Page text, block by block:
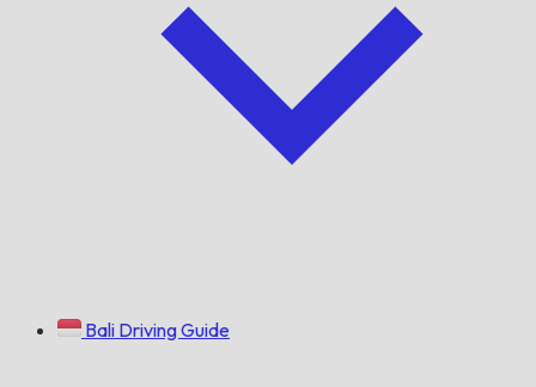
Bali Driving Guide